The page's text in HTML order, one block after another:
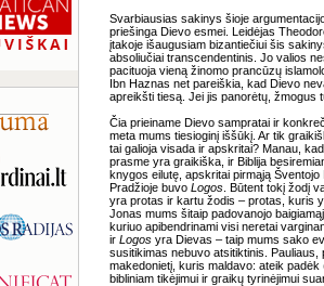
Svarbiausias sakinys šioje
priešinga Dievo esmei. Leidėjas
įtakoje išaugusiam bizantiečiui šis
absoliučiai transcendentinis. Jo valios
pacituoja vieną žinomo prancūzų
Ibn Haznas net pareiškia, kad Dievo
apreikšti tiesą. Jei jis panorėtų, žmogus
Čia prieiname Dievo sampratai ir
meta mums tiesioginį iššūkį. Ar tik
tai galioja visada ir apskritai? Manau,
prasme yra graikiška, ir Biblija
knygos eilutę, apskritai pirmąją
Pradžioje buvo Logos . Būtent tokį žodį
yra protas ir kartu žodis – protas, kuris
Jonas mums šitaip padovanojo
kuriuo apibendrinami visi neretai
ir Logos yra Dievas – taip mums sako
susitikimas nebuvo atsitiktinis.
makedonietį, kuris maldavo: ateik padėk
bibliniam tikėjimui ir graikų tyrinėjimui